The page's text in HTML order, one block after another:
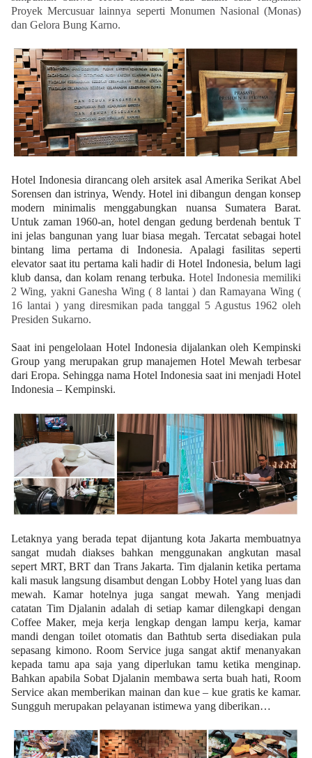
Proyek Mercusuar lainnya seperti Monumen Nasional (Monas)
dan Gelora Bung Karno.
Hotel Indonesia dirancang oleh arsitek asal Amerika Serikat Abel
Sorensen dan istrinya, Wendy. Hotel ini dibangun dengan konsep
modern minimalis menggabungkan nuansa Sumatera Barat.
Untuk zaman 1960-an, hotel dengan gedung berdenah bentuk T
ini jelas bangunan yang luar biasa megah. Tercatat sebagai hotel
bintang lima pertama di Indonesia. Apalagi fasilitas seperti
elevator saat itu pertama kali hadir di Hotel Indonesia, belum lagi
klub dansa, dan kolam renang terbuka. Hotel Indonesia memiliki
2 Wing, yakni Ganesha Wing ( 8 lantai ) dan Ramayana Wing (
16 lantai ) yang diresmikan pada tanggal 5 Agustus 1962 oleh
Presiden Sukarno.
Saat ini pengelolaan Hotel Indonesia dijalankan oleh Kempinski
Group yang merupakan grup manajemen Hotel Mewah terbesar
dari Eropa. Sehingga nama Hotel Indonesia saat ini menjadi Hotel
Indonesia – Kempinski.
Letaknya yang berada tepat dijantung kota Jakarta membuatnya
sangat mudah diakses bahkan menggunakan angkutan masal
sepert MRT, BRT dan Trans Jakarta. Tim djalanin ketika pertama
kali masuk langsung disambut dengan Lobby Hotel yang luas dan
mewah. Kamar hotelnya juga sangat mewah. Yang menjadi
catatan Tim Djalanin adalah di setiap kamar dilengkapi dengan
Coffee Maker, meja kerja lengkap dengan lampu kerja, kamar
mandi dengan toilet otomatis dan Bathtub serta disediakan pula
sepasang kimono. Room Service juga sangat aktif menanyakan
kepada tamu apa saja yang diperlukan tamu ketika menginap.
Bahkan apabila Sobat Djalanin membawa serta buah hati, Room
Service akan memberikan mainan dan kue – kue gratis ke kamar.
Sungguh merupakan pelayanan istimewa yang diberikan…